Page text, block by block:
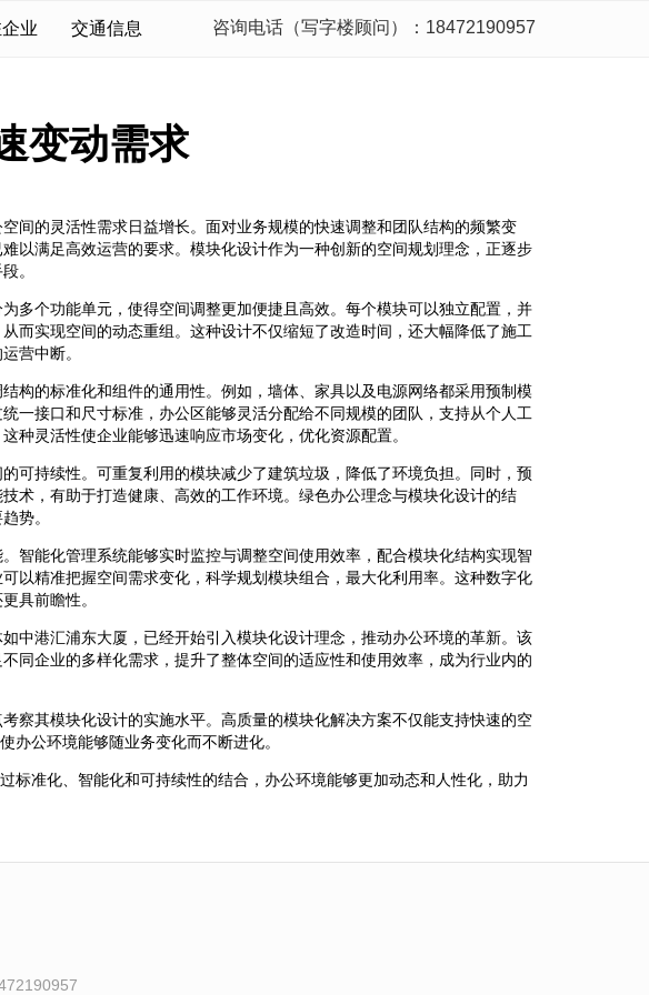
业 交通信息 咨询电话（写字楼顾问）：18472190957
变动需求
间的灵活性需求日益增长。面对业务规模的快速调整和团队结构的频繁变
以满足高效运营的要求。模块化设计作为一种创新的空间规划理念，正逐步
。
多个功能单元，使得空间调整更加便捷且高效。每个模块可以独立配置，并
而实现空间的动态重组。这种设计不仅缩短了改造时间，还大幅降低了施工
营中断。
构的标准化和组件的通用性。例如，墙体、家具以及电源网络都采用预制模
一接口和尺寸标准，办公区能够灵活分配给不同规模的团队，支持从个人工
种灵活性使企业能够迅速响应市场变化，优化资源配置。
可持续性。可重复利用的模块减少了建筑垃圾，降低了环境负担。同时，预
术，有助于打造健康、高效的工作环境。绿色办公理念与模块化设计的结
势。
智能化管理系统能够实时监控与调整空间使用效率，配合模块化结构实现智
以精准把握空间需求变化，科学规划模块组合，最大化利用率。这种数字化
具前瞻性。
中港汇浦东大厦，已经开始引入模块化设计理念，推动办公环境的革新。该
同企业的多样化需求，提升了整体空间的适应性和使用效率，成为行业内的
察其模块化设计的实施水平。高质量的模块化解决方案不仅能支持快速的空
办公环境能够随业务变化而不断进化。
准化、智能化和可持续性的结合，办公环境能够更加动态和人性化，助力